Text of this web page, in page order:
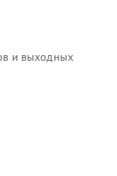
и выходных